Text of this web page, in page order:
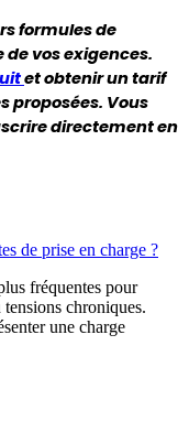
formules de
vos exigences.
et obtenir un tarif
proposées. Vous
directement en
de prise en charge ?
fréquentes pour
chroniques.
une charge